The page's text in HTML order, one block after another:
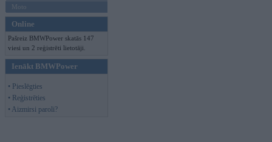
Moto
Online
Pašreiz BMWPower skatās 147
viesi un 2 reģistrēti lietotāji.
Ienākt BMWPower
• Pieslēgties
• Reģistrēties
• Aizmirsi paroli?